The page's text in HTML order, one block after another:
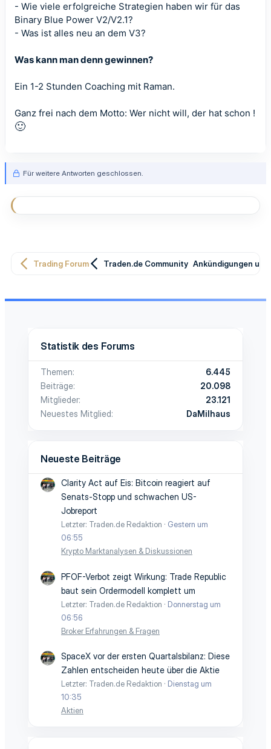
- Wie viele erfolgreiche Strategien haben wir für das
Binary Blue Power V2/V2.1?
- Was ist alles neu an dem V3?
Was kann man denn gewinnen?
Ein 1-2 Stunden Coaching mit Raman.
Ganz frei nach dem Motto: Wer nicht will, der hat schon !
🙂
Für weitere Antworten geschlossen.
Trading Forum Traden.de Community Ankündigungen
Statistik des Forums
Themen
6.445
Beiträge
20.098
Mitglieder
23.121
Neuestes Mitglied
DaMilhaus
Neueste Beiträge
Clarity Act auf Eis: Bitcoin reagiert auf
Senats-Stopp und schwachen US-
Jobreport
Letzter: Traden.de Redaktion
Gestern um
06:55
Krypto Marktanalysen & Diskussionen
PFOF-Verbot zeigt Wirkung: Trade Republic
baut sein Ordermodell komplett um
Letzter: Traden.de Redaktion
Donnerstag um
06:56
Broker Erfahrungen & Fragen
SpaceX vor der ersten Quartalsbilanz: Diese
Zahlen entscheiden heute über die Aktie
Letzter: Traden.de Redaktion
Dienstag um
10:35
Aktien